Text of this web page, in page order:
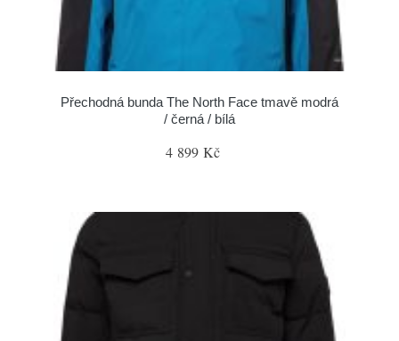
Přechodná bunda The North Face tmavě modrá
/ černá / bílá
4 899 Kč